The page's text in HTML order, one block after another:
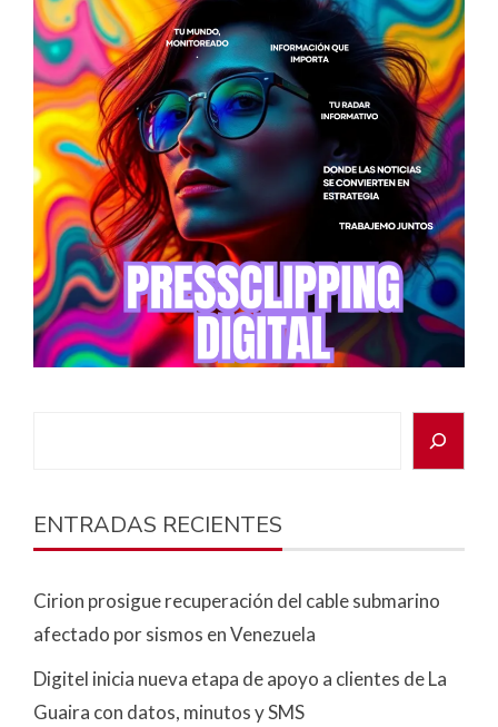
ENTRADAS RECIENTES
Cirion prosigue recuperación del cable submarino
afectado por sismos en Venezuela
Digitel inicia nueva etapa de apoyo a clientes de La
Guaira con datos, minutos y SMS